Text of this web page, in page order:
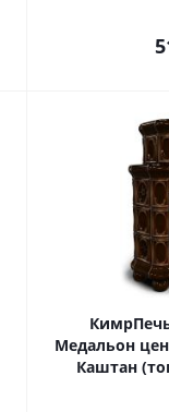
Медальон
Каштан